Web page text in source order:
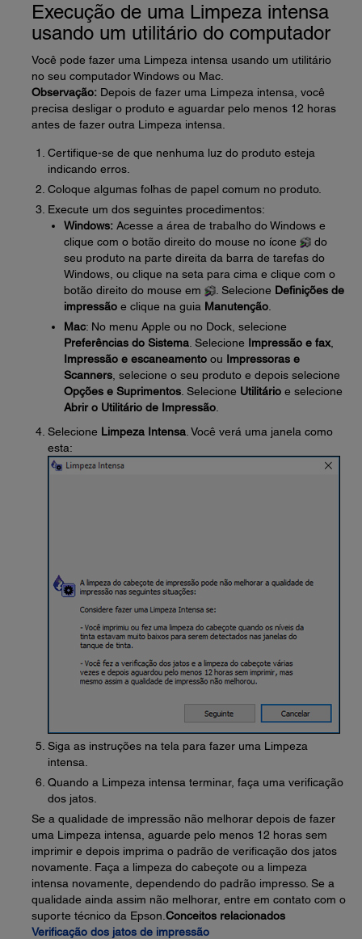
Execução de uma Limpeza intensa
usando um utilitário do computador
Você pode fazer uma Limpeza intensa usando um utilitário
no seu computador Windows ou Mac.
Observação: Depois de fazer uma Limpeza intensa, você
precisa desligar o produto e aguardar pelo menos 12 horas
antes de fazer outra Limpeza intensa.
Certifique-se de que nenhuma luz do produto esteja
indicando erros.
Coloque algumas folhas de papel comum no produto.
Execute um dos seguintes procedimentos:
Windows: Acesse a área de trabalho do Windows e
clique com o botão direito do mouse no ícone
do
seu produto na parte direita da barra de tarefas do
Windows, ou clique na seta para cima e clique com o
botão direito do mouse em
. Selecione Definições de
impressão e clique na guia Manutenção
Mac: No menu Apple ou no Dock, selecione
Preferências do Sistema . Selecione Impressão e fax,
Impressão e escaneamento ou Impressoras e
Scanners , selecione o seu produto e depois selecione
Opções e Suprimentos . Selecione Utilitário e selecione
Abrir o Utilitário de Impressão
Selecione Limpeza Intensa . Você verá uma janela como
esta:
Siga as instruções na tela para fazer uma Limpeza
intensa.
Quando a Limpeza intensa terminar, faça uma verificação
dos jatos.
Se a qualidade de impressão não melhorar depois de fazer
uma Limpeza intensa, aguarde pelo menos 12 horas sem
imprimir e depois imprima o padrão de verificação dos jatos
novamente. Faça a limpeza do cabeçote ou a limpeza
intensa novamente, dependendo do padrão impresso. Se a
qualidade ainda assim não melhorar, entre em contato com o
suporte técnico da Epson. Conceitos relacionados
Verificação dos jatos de impressão